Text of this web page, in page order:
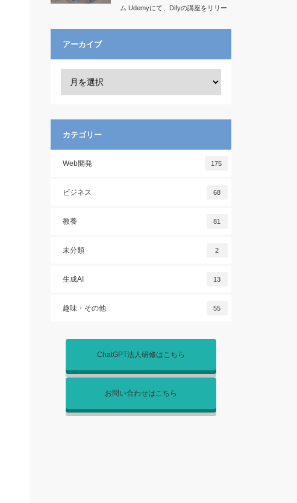
ム Udemyにて、Difyの講座をリリー
アーカイブ
カテゴリー
Web開発 175
ビジネス 68
教養 81
未分類 2
生成AI 13
趣味・その他 55
ChatGPT法人研修はこちら
お問い合わせはこちら